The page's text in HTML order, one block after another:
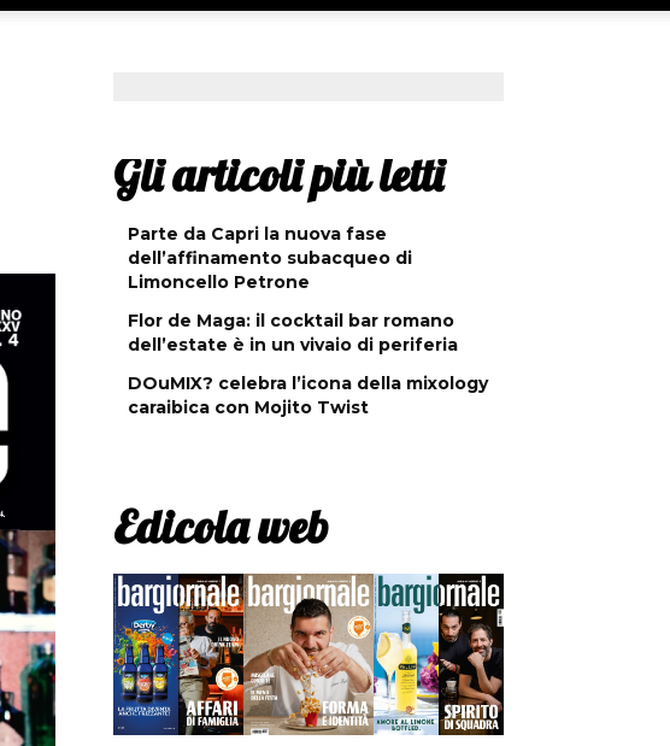
Gli articoli più letti
Parte da Capri la nuova fase
dell’affinamento subacqueo di
Limoncello Petrone
Flor de Maga: il cocktail bar romano
dell’estate è in un vivaio di periferia
DOuMIX? celebra l’icona della mixology
caraibica con Mojito Twist
Edicola web